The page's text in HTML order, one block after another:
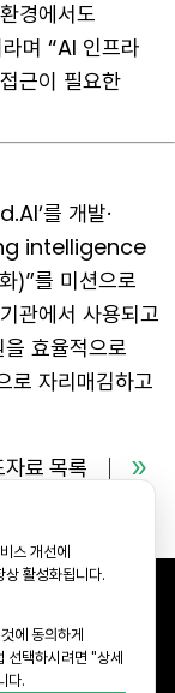
경에서도
며 “AI 인프라
근이 필요한
를 개발·
intelligence
)”를 미션으로
관에서 사용되고
효율적으로
로 자리매김하고
료 목록
스 개선에
활성화됩니다.
에 동의하게
선택하시려면 "상세
다.